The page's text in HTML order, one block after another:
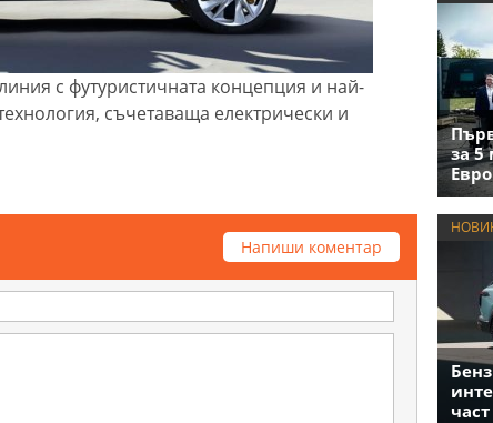
с футуристичната концепция и най-
съчетаваща електрически и
Напиши коментар
за 5
част